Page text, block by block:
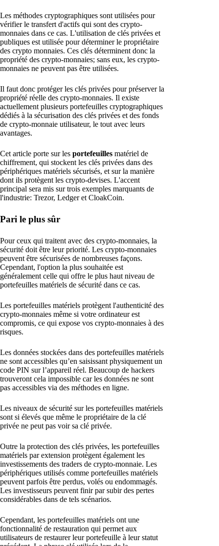
Les méthodes cryptographiques sont utilisées pour
vérifier le transfert d'actifs qui sont des crypto-
monnaies dans ce cas. L'utilisation de clés privées et
publiques est utilisée pour déterminer le propriétaire
des crypto monnaies. Ces clés déterminent donc la
propriété des crypto-monnaies; sans eux, les crypto-
monnaies ne peuvent pas être utilisées.
Il faut donc protéger les clés privées pour préserver la
propriété réelle des crypto-monnaies. Il existe
actuellement plusieurs portefeuilles cryptographiques
dédiés à la sécurisation des clés privées et des fonds
de crypto-monnaie utilisateur, le tout avec leurs
avantages.
Cet article porte sur les portefeuilles matériel de
chiffrement, qui stockent les clés privées dans des
périphériques matériels sécurisés, et sur la manière
dont ils protègent les crypto-devises. L'accent
principal sera mis sur trois exemples marquants de
l'industrie: Trezor, Ledger et CloakCoin.
Pari le plus sûr
Pour ceux qui traitent avec des crypto-monnaies, la
sécurité doit être leur priorité. Les crypto-monnaies
peuvent être sécurisées de nombreuses façons.
Cependant, l'option la plus souhaitée est
généralement celle qui offre le plus haut niveau de
portefeuilles matériels de sécurité dans ce cas.
Les portefeuilles matériels protègent l'authenticité des
crypto-monnaies même si votre ordinateur est
compromis, ce qui expose vos crypto-monnaies à des
risques.
Les données stockées dans des portefeuilles matériels
ne sont accessibles qu’en saisissant physiquement un
code PIN sur l’appareil réel. Beaucoup de hackers
trouveront cela impossible car les données ne sont
pas accessibles via des méthodes en ligne.
Les niveaux de sécurité sur les portefeuilles matériels
sont si élevés que même le propriétaire de la clé
privée ne peut pas voir sa clé privée.
Outre la protection des clés privées, les portefeuilles
matériels par extension protègent également les
investissements des traders de crypto-monnaie. Les
périphériques utilisés comme portefeuilles matériels
peuvent parfois être perdus, volés ou endommagés.
Les investisseurs peuvent finir par subir des pertes
considérables dans de tels scénarios.
Cependant, les portefeuilles matériels ont une
fonctionnalité de restauration qui permet aux
utilisateurs de restaurer leur portefeuille à leur statut